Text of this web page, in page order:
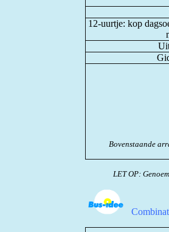
12-uurtje: kop
Bovenstaande
LET OP: